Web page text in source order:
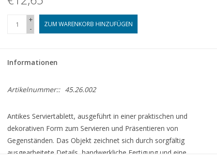
+
-
ZUM WARENKORB HINZUFÜGEN
Informationen
Artikelnummer:: 45.26.002
Antikes Serviertablett, ausgeführt in einer praktischen und
dekorativen Form zum Servieren und Präsentieren von
Gegenständen. Das Objekt zeichnet sich durch sorgfältig
ausgearbeitete Details, handwerkliche Fertigung und eine